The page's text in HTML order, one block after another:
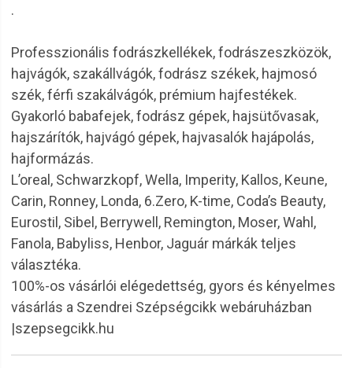
.
Professzionális fodrászkellékek, fodrászeszközök,
hajvágók, szakállvágók, fodrász székek, hajmosó
szék, férfi szakálvágók, prémium hajfestékek.
Gyakorló babafejek, fodrász gépek, hajsütővasak,
hajszárítók, hajvágó gépek, hajvasalók hajápolás,
hajformázás.
L’oreal, Schwarzkopf, Wella, Imperity, Kallos, Keune,
Carin, Ronney, Londa, 6.Zero, K-time, Coda’s Beauty,
Eurostil, Sibel, Berrywell, Remington, Moser, Wahl,
Fanola, Babyliss, Henbor, Jaguár márkák teljes
választéka.
100%-os vásárlói elégedettség, gyors és kényelmes
vásárlás a Szendrei Szépségcikk webáruházban
|szepsegcikk.hu